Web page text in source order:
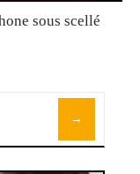
sous scellé